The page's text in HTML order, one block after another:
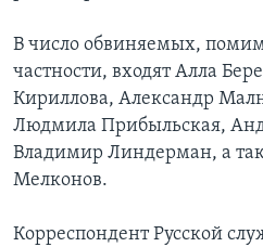
В число обвиняемых,
частности, входят Алла
Кириллова, Александр
Людмила Прибыльская,
Владимир Линдерман, а
Мелконов.
Корреспондент Русской